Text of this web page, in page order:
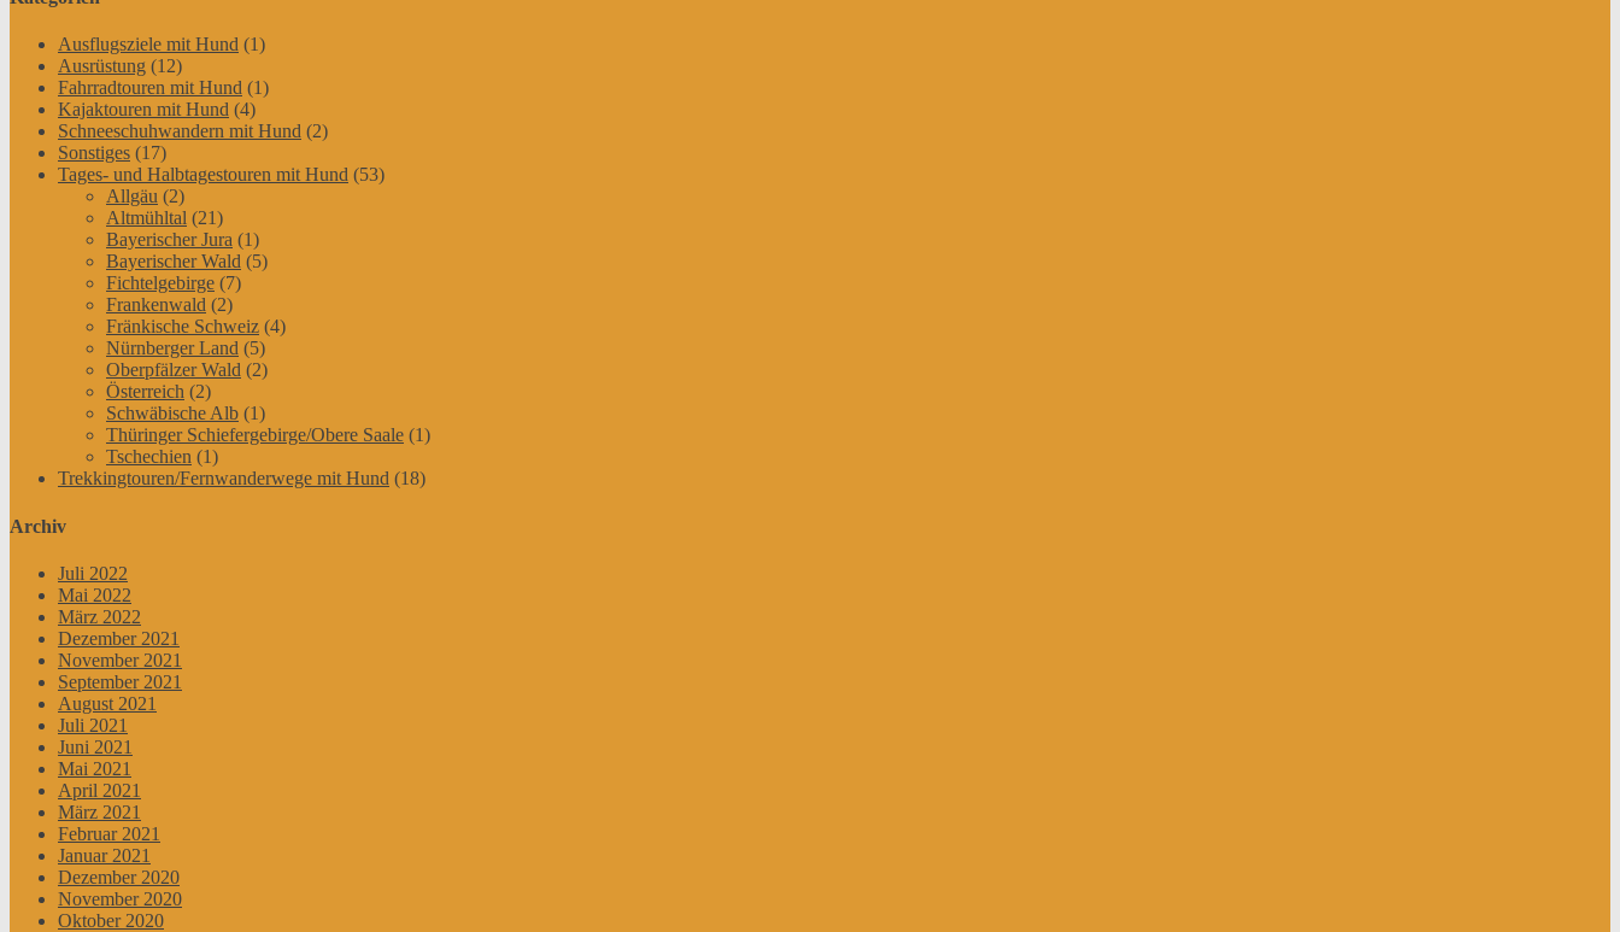
Ausflugsziele mit Hund (1)
Ausrüstung (12)
Fahrradtouren mit Hund (1)
Kajaktouren mit Hund (4)
Schneeschuhwandern mit Hund (2)
Sonstiges (17)
Tages- und Halbtagestouren mit Hund (53)
Allgäu (2)
Altmühltal (21)
Bayerischer Jura (1)
Bayerischer Wald (5)
Fichtelgebirge (7)
Frankenwald (2)
Fränkische Schweiz (4)
Nürnberger Land (5)
Oberpfälzer Wald (2)
Österreich (2)
Schwäbische Alb (1)
Thüringer Schiefergebirge/Obere Saale (1)
Tschechien (1)
Trekkingtouren/Fernwanderwege mit Hund (18)
Archiv
Juli 2022
Mai 2022
März 2022
Dezember 2021
November 2021
September 2021
August 2021
Juli 2021
Juni 2021
Mai 2021
April 2021
März 2021
Februar 2021
Januar 2021
Dezember 2020
November 2020
Oktober 2020